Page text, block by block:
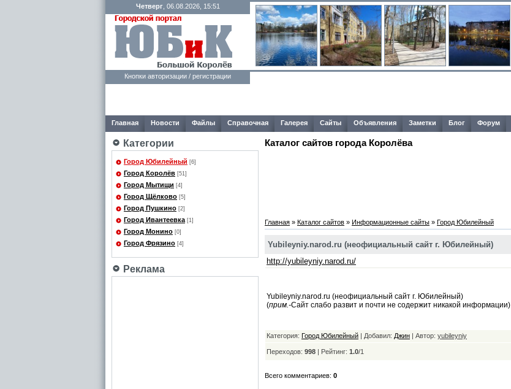
Четверг, 06.08.2026, 15:51
Кнопки авторизации / регистрации
Главная Новости Файлы Справочная Галерея Сайты Объявления Заметки Блог Форум
Категории
Город Юбилейный [6]
Город Королёв [51]
Город Мытищи [4]
Город Щёлково [5]
Город Пушкино [2]
Город Ивантеевка [1]
Город Монино [0]
Город Фрязино [4]
Реклама
Каталог сайтов города Королёва
Главная » Каталог сайтов » Информационные сайты » Город Юбилейный
Yubileyniy.narod.ru (неофициальный сайт г. Юбилейный)
http://yubileyniy.narod.ru/
Yubileyniy.narod.ru (неофициальный сайт г. Юбилейный)
(прим.-Сайт слабо развит и почти не содержит никакой информации)
Категория: Город Юбилейный | Добавил: Джин | Автор: yubileyniy
Переходов: 998 | Рейтинг: 1.0/1
Всего комментариев: 0